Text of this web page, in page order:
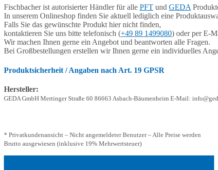
Fischbacher ist autorisierter Händler für alle PFT und GEDA
In unserem Onlineshop finden Sie aktuell lediglich eine
Falls Sie das gewünschte Produkt hier nicht finden,
kontaktieren Sie uns bitte telefonisch (+49 89 1499080) oder per E-
Wir machen Ihnen gerne ein Angebot und beantworten alle Fragen.
Bei Großbestellungen erstellen wir Ihnen gerne ein individuelles
Produktsicherheit / Angaben nach Art. 19 GPSR
Hersteller:
GEDA GmbH Mertinger Straße 60 86663 Asbach-Bäumenheim E-Mail:
* Privatkundenansicht – Nicht angemeldeter Benutzer – Alle Preise werden
Brutto ausgewiesen (inklusive 19% Mehrwertsteuer)